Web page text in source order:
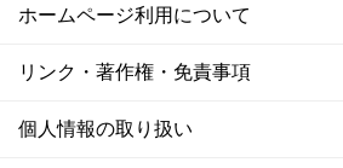
ホームページ利用について
リンク・著作権・免責事項
個人情報の取り扱い